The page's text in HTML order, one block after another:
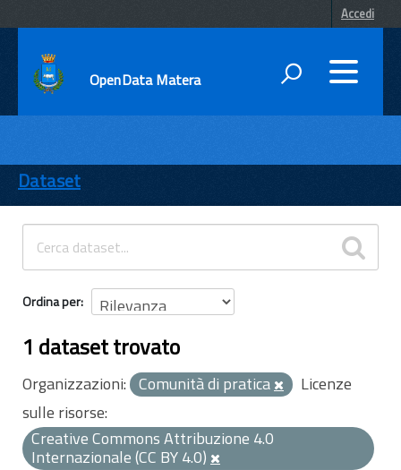
Accedi
OpenData Matera
ENTI
TEMI
INFORMAZIONI
Dataset
Ordina per
1 dataset trovato
Organizzazioni: Comunità di pratica
Licenze
sulle risorse:
Creative Commons Attribuzione 4.0
Internazionale (CC BY 4.0)